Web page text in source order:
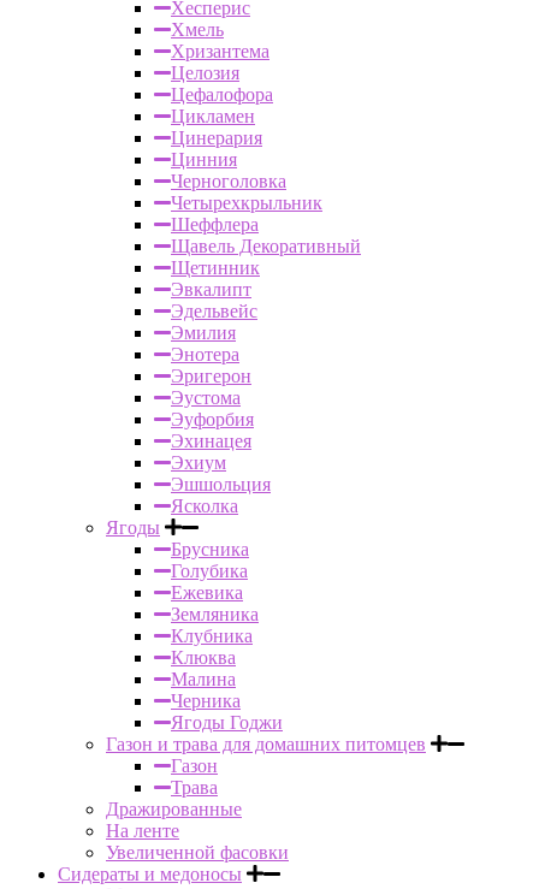
Хесперис
Хмель
Хризантема
Целозия
Цефалофора
Цикламен
Цинерария
Цинния
Черноголовка
Четырехкрыльник
Шеффлера
Щавель Декоративный
Щетинник
Эвкалипт
Эдельвейс
Эмилия
Энотера
Эригерон
Эустома
Эуфорбия
Эхинацея
Эхиум
Эшшольция
Ясколка
Ягоды
Брусника
Голубика
Ежевика
Земляника
Клубника
Клюква
Малина
Черника
Ягоды Годжи
Газон и трава для домашних питомцев
Газон
Трава
Дражированные
На ленте
Увеличенной фасовки
Сидераты и медоносы